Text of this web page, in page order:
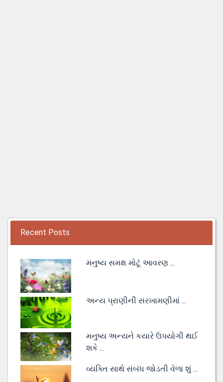
Recent Posts
મનુષ્ય સમક્ષ મોટૂં આવરણ ...
અન્ય પ્રાણીની સરખામણીમાં ...
મનુષ્ય અન્યને કયારે ઉપયોગી થઈ
શકે ...
વ્યક્તિ સાથે સંબંધ જોડતી વેળા શું ...